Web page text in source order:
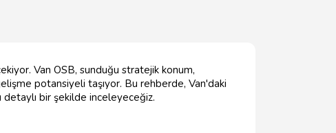
Van OSB, sunduğu stratejik konum,
potansiyeli taşıyor. Bu rehberde, Van'daki
detaylı bir şekilde inceleyeceğiz.